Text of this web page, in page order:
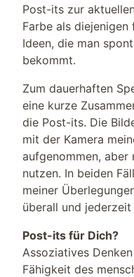
Post-its zur
Farbe als
Ideen, die man
bekommt.
Zum dauerhaften
eine kurze
die Post-its. Die
mit der Kamera
aufgenommen, aber
nutzen. In beiden
meiner
überall und
Post-its für Dich?
Assoziatives
Fähigkeit des